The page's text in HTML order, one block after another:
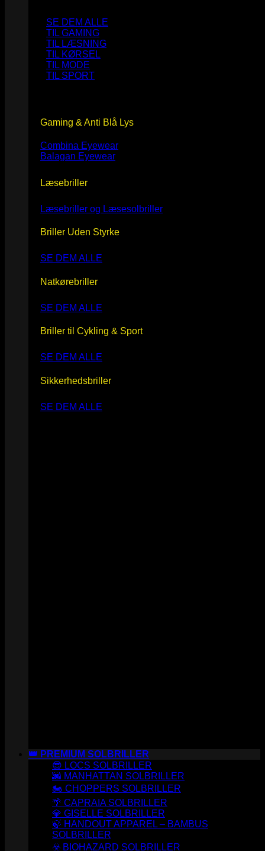
SE DEM ALLE
TIL GAMING
TIL LÆSNING
TIL KØRSEL
TIL MODE
TIL SPORT
Gaming & Anti Blå Lys
Combina Eyewear
Balagan Eyewear
Læsebriller
Læsebriller og Læsesolbriller
Briller Uden Styrke
SE DEM ALLE
Natkørebriller
SE DEM ALLE
Briller til Cykling & Sport
SE DEM ALLE
Sikkerhedsbriller
SE DEM ALLE
👑 PREMIUM SOLBRILLER
😎 LOCS SOLBRILLER
🌆 MANHATTAN SOLBRILLER
🏍️ CHOPPERS SOLBRILLER
🌴 CAPRAIA SOLBRILLER
💎 GISELLE SOLBRILLER
🍃 HANDOUT APPAREL – BAMBUS
SOLBRILLER
☣️ BIOHAZARD SOLBRILLER